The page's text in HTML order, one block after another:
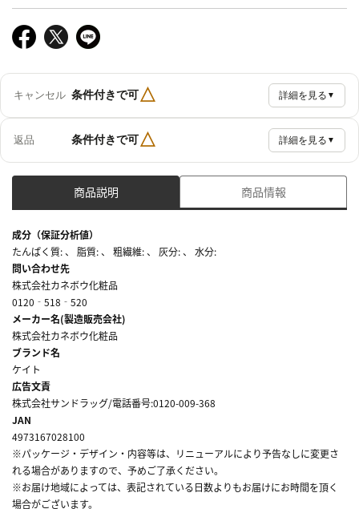
キャンセル 条件付きで可△ 詳細を見る ▼
返品 条件付きで可△ 詳細を見る ▼
商品説明 商品情報
成分（保証分析値）
たんぱく質: 、 脂質: 、 粗繊維: 、 灰分: 、 水分:
問い合わせ先
株式会社カネボウ化粧品
0120‐518‐520
メーカー名(製造販売会社)
株式会社カネボウ化粧品
ブランド名
ケイト
広告文責
株式会社サンドラッグ/電話番号:0120-009-368
JAN
4973167028100
※パッケージ・デザイン・内容等は、リニューアルにより予告なしに変更さ
れる場合がありますので、予めご了承ください。
※お届け地域によっては、表記されている日数よりもお届けにお時間を頂く
場合がございます。